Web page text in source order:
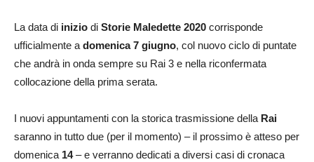
La data di inizio di Storie Maledette 2020 corrisponde
ufficialmente a domenica 7 giugno, col nuovo ciclo di puntate
che andrà in onda sempre su Rai 3 e nella riconfermata
collocazione della prima serata.
I nuovi appuntamenti con la storica trasmissione della Rai
saranno in tutto due (per il momento) – il prossimo è atteso per
domenica 14– e verranno dedicati a diversi casi di cronaca